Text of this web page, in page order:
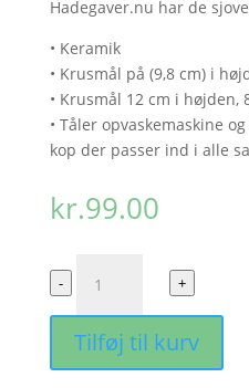
Hadegaver.nu har de
• Keramik
• Krusmål på (9,8 cm) i
• Krusmål 12 cm i højden,
• Tåler opvaskemaskine
kop der passer ind i alle
kr.99.00
Mystery
Box
-
Koppen
antal
- +
Tilføj til kurv